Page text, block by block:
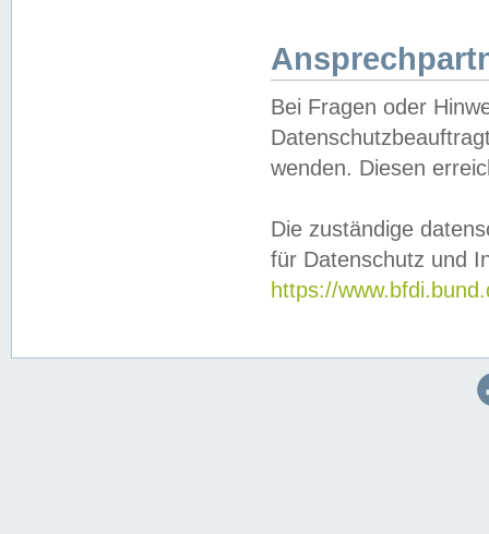
Bei Fragen oder
wenden. Diesen
Die zuständige
für Datenschutz und
https://